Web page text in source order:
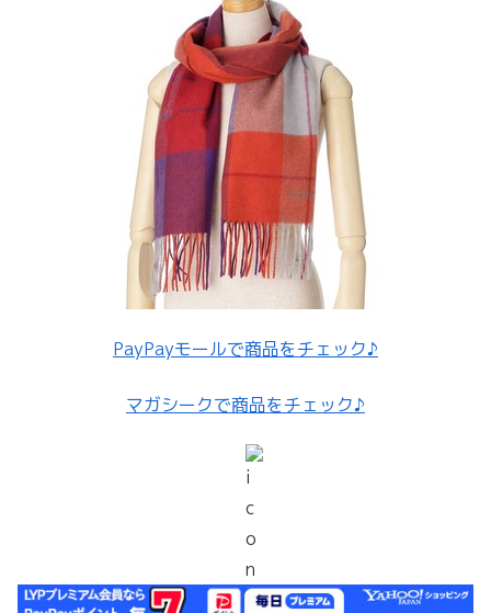
PayPayモールで商品をチェック♪
マガシークで商品をチェック♪